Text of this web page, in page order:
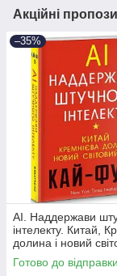
Акційні
–35%
AI. Наддержави
інтелекту. Китай,
долина і новий
Лі Кай-Фу
Готово до